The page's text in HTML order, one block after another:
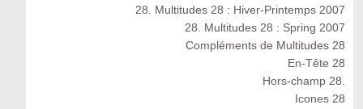
28. Multitudes 28 : Hiver-Printemps 2007
28. Multitudes 28 : Spring 2007
Compléments de Multitudes 28
En-Tête 28
Hors-champ 28.
Icones 28